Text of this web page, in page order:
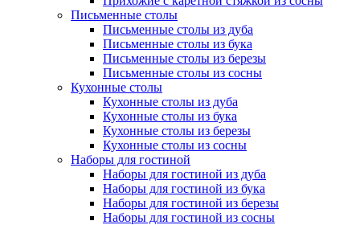
Письменные столы
Письменные столы из дуба
Письменные столы из бука
Письменные столы из березы
Письменные столы из сосны
Кухонные столы
Кухонные столы из дуба
Кухонные столы из бука
Кухонные столы из березы
Кухонные столы из сосны
Наборы для гостиной
Наборы для гостиной из дуба
Наборы для гостиной из бука
Наборы для гостиной из березы
Наборы для гостиной из сосны